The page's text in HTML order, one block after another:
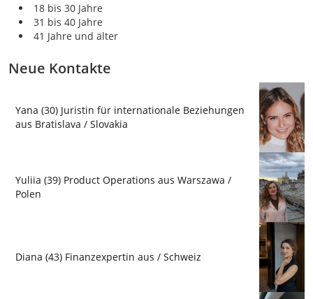
18 bis 30 Jahre
31 bis 40 Jahre
41 Jahre und älter
Neue Kontakte
Yana (30) Juristin für internationale Beziehungen
aus Bratislava / Slovakia
Yuliia (39) Product Operations aus Warszawa /
Polen
Diana (43) Finanzexpertin aus / Schweiz